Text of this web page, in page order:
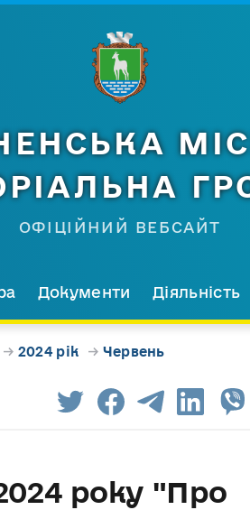
ОФІЦІЙНИЙ ВЕБСАЙТ
Документи Діяльність
→ 2024 рік → Червень
року "Про